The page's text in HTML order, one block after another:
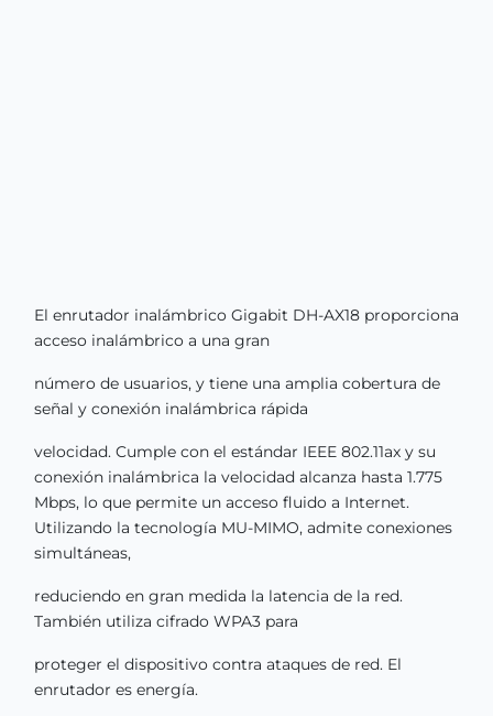
El enrutador inalámbrico Gigabit DH-AX18 proporciona
acceso inalámbrico a una gran
número de usuarios, y tiene una amplia cobertura de
señal y conexión inalámbrica rápida
velocidad. Cumple con el estándar IEEE 802.11ax y su
conexión inalámbrica la velocidad alcanza hasta 1.775
Mbps, lo que permite un acceso fluido a Internet.
Utilizando la tecnología MU-MIMO, admite conexiones
simultáneas,
reduciendo en gran medida la latencia de la red.
También utiliza cifrado WPA3 para
proteger el dispositivo contra ataques de red. El
enrutador es energía.